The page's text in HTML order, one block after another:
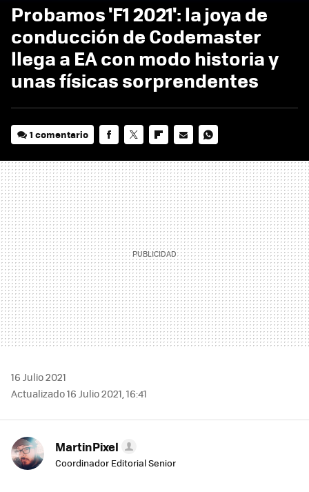
Probamos 'F1 2021': la joya de
conducción de Codemaster
llega a EA con modo historia y
unas físicas sorprendentes
1 comentario
MAIL
16 Julio 2021
Actualizado 16 Julio 2021, 16:41
MartinPixel
Coordinador Editorial Senior